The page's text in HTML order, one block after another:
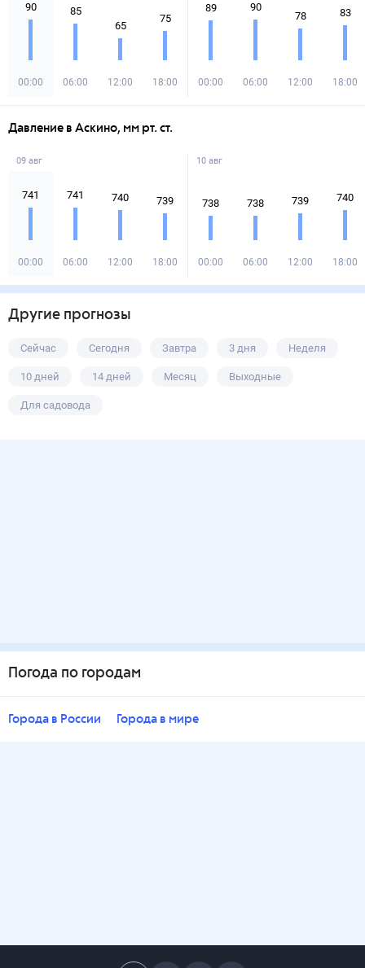
90
00:00
85
06:00
65
12:00
75
18:00
89
00:00
90
06:00
78
12:00
83
18:00
Давление в Аскино, мм рт. ст.
09 авг
741
00:00
741
06:00
740
12:00
739
18:00
10 авг
738
00:00
738
06:00
739
12:00
740
18:00
Другие прогнозы
Сейчас Сегодня Завтра 3 дня Неделя
10 дней 14 дней Месяц Выходные
Для садовода
Погода по городам
Города в России Города в мире